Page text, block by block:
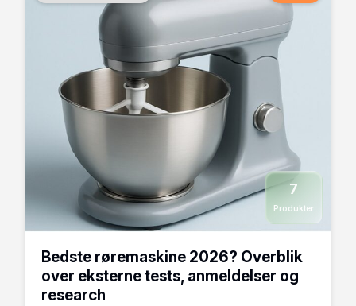
7
Produkter
Bedste røremaskine 2026? Overblik
over eksterne tests, anmeldelser og
research